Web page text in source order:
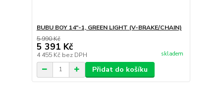
BUBU BOY 14"-1, GREEN LIGHT (V-BRAKE/CHAIN)
5 990 Kč
5 391 Kč
4 455 Kč bez DPH skladem
Přidat do košíku